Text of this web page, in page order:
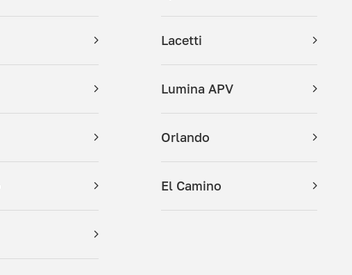
Lacetti
Lumina APV
Orlando
El Camino